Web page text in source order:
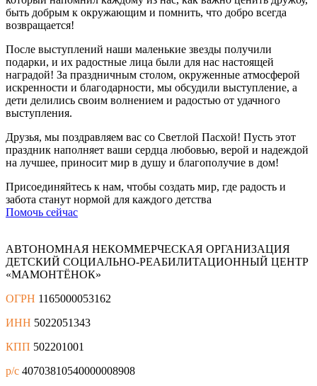
быть добрым к окружающим и помнить, что добро всегда
возвращается!
После выступлений наши маленькие звезды получили
подарки, и их радостные лица были для нас настоящей
наградой! За праздничным столом, окруженные атмосферой
искренности и благодарности, мы обсудили выступление, а
дети делились своим волнением и радостью от удачного
выступления.
Друзья, мы поздравляем вас со Светлой Пасхой! Пусть этот
праздник наполняет ваши сердца любовью, верой и надеждой
на лучшее, приносит мир в душу и благополучие в дом!
Присоединяйтесь к нам, чтобы создать мир, где радость и
забота станут нормой для каждого детства
Помочь сейчас
АВТОНОМНАЯ НЕКОММЕРЧЕСКАЯ ОРГАНИЗАЦИЯ
ДЕТСКИЙ СОЦИАЛЬНО-РЕАБИЛИТАЦИОННЫЙ ЦЕНТР
«МАМОНТЁНОК»
ОГРН 1165000053162
ИНН 5022051343
КПП 502201001
р/с 40703810540000008908